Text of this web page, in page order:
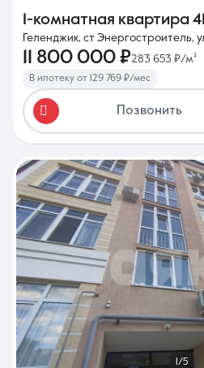
1-комнатная квартира
Геленджик, ст Энергостроитель,
11 800 000 ₽283 653 ₽/м²
В ипотеку от 129 769 ₽/мес
Позвонить
1/5